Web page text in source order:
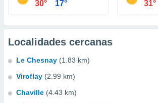
30° 17° 31°
Localidades cercanas
Le Chesnay (1.83 km)
Viroflay (2.99 km)
Chaville (4.43 km)